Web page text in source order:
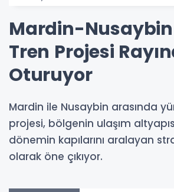
Mardin-Nusaybin
Tren Projesi
Oturuyor
Mardin ile Nusaybin arasında
projesi, bölgenin ulaşım
dönemin kapılarını aralayan
olarak öne çıkıyor.